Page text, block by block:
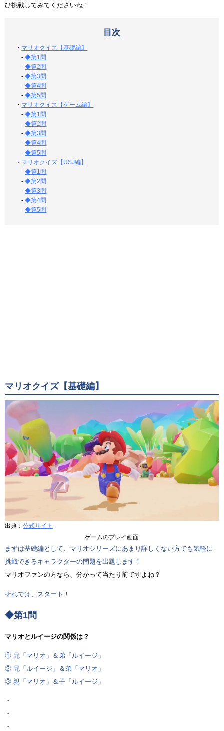
ひ挑戦してみてくださいね！
目次
・ マリオクイズ【基礎編】
-◆第1問
-◆第2問
-◆第3問
-◆第4問
-◆第5問
・ マリオクイズ【ゲーム編】
-◆第1問
-◆第2問
-◆第3問
-◆第4問
-◆第5問
・ マリオクイズ【USJ編】
-◆第1問
-◆第2問
-◆第3問
-◆第4問
-◆第5問
マリオクイズ【基礎編】
出典： 公式サイト
ゲームのプレイ画面
まずは基礎編として、マリオシリーズにあまり詳しくない方でも気軽に
挑戦できるキャラクターの問題を出題します！
マリオファンの方なら、分かって当たり前ですよね？
それでは、スタート！
◆第1問
マリオとルイージの関係は？
① 兄「マリオ」＆弟「ルイージ」
② 兄「ルイージ」＆弟「マリオ」
③ 親「マリオ」＆子「ルイージ」
・
・
・